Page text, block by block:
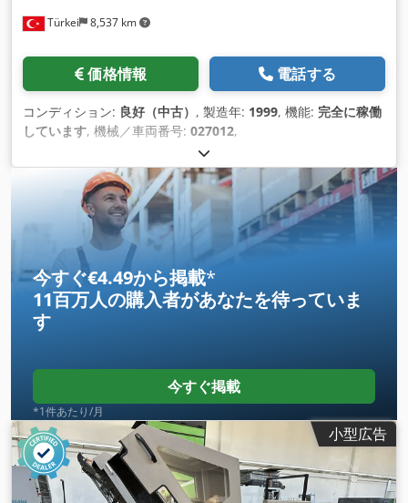
Türkei 8,537 km
価格情報 電話する
コンディション: 良好（中古） , 製造年: 1999, 機能: 完全に稼働
しています, 機械／車両番号: 027012,
今すぐ€4.49から掲載*
11百万人の購入者があなたを待っていま
す
今すぐ掲載
*1件あたり/月
小型広告